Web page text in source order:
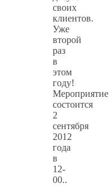
своих
клиентов.
Уже
второй
раз
в
этом
году!
Мероприятие
состоится
2
сентября
2012
года
в
12-
00..